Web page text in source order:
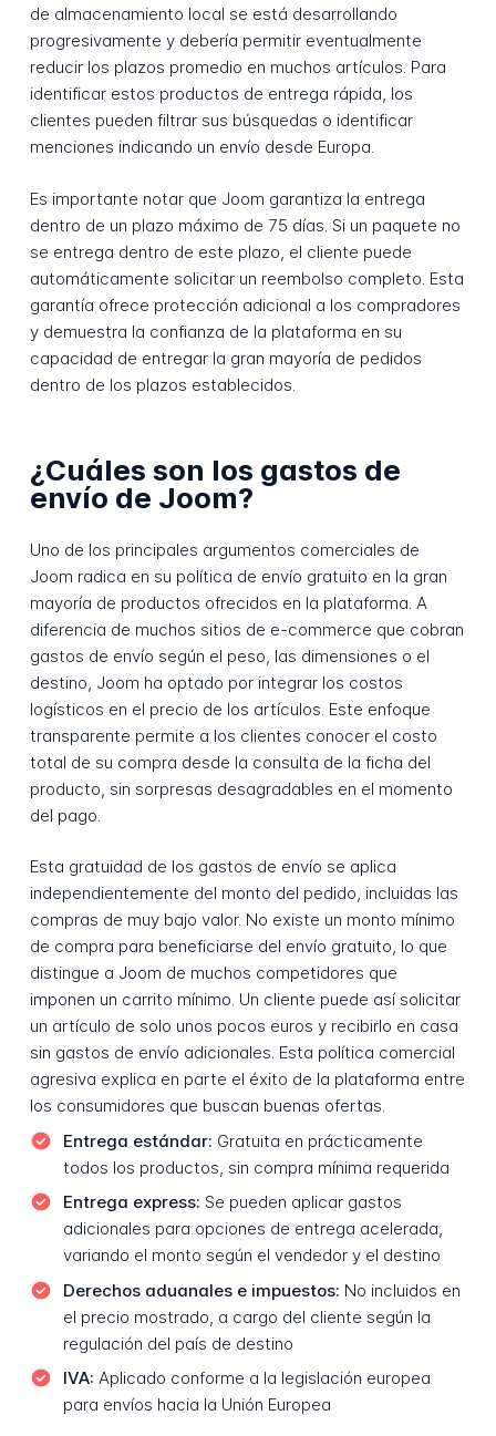
de almacenamiento local se está desarrollando
progresivamente y debería permitir eventualmente
reducir los plazos promedio en muchos artículos. Para
identificar estos productos de entrega rápida, los
clientes pueden filtrar sus búsquedas o identificar
menciones indicando un envío desde Europa.
Es importante notar que Joom garantiza la entrega
dentro de un plazo máximo de 75 días. Si un paquete no
se entrega dentro de este plazo, el cliente puede
automáticamente solicitar un reembolso completo. Esta
garantía ofrece protección adicional a los compradores
y demuestra la confianza de la plataforma en su
capacidad de entregar la gran mayoría de pedidos
dentro de los plazos establecidos.
¿Cuáles son los gastos de
envío de Joom?
Uno de los principales argumentos comerciales de
Joom radica en su política de envío gratuito en la gran
mayoría de productos ofrecidos en la plataforma. A
diferencia de muchos sitios de e-commerce que cobran
gastos de envío según el peso, las dimensiones o el
destino, Joom ha optado por integrar los costos
logísticos en el precio de los artículos. Este enfoque
transparente permite a los clientes conocer el costo
total de su compra desde la consulta de la ficha del
producto, sin sorpresas desagradables en el momento
del pago.
Esta gratuidad de los gastos de envío se aplica
independientemente del monto del pedido, incluidas las
compras de muy bajo valor. No existe un monto mínimo
de compra para beneficiarse del envío gratuito, lo que
distingue a Joom de muchos competidores que
imponen un carrito mínimo. Un cliente puede así solicitar
un artículo de solo unos pocos euros y recibirlo en casa
sin gastos de envío adicionales. Esta política comercial
agresiva explica en parte el éxito de la plataforma entre
los consumidores que buscan buenas ofertas.
Entrega estándar: Gratuita en prácticamente
todos los productos, sin compra mínima requerida
Entrega express: Se pueden aplicar gastos
adicionales para opciones de entrega acelerada,
variando el monto según el vendedor y el destino
Derechos aduanales e impuestos: No incluidos en
el precio mostrado, a cargo del cliente según la
regulación del país de destino
IVA: Aplicado conforme a la legislación europea
para envíos hacia la Unión Europea